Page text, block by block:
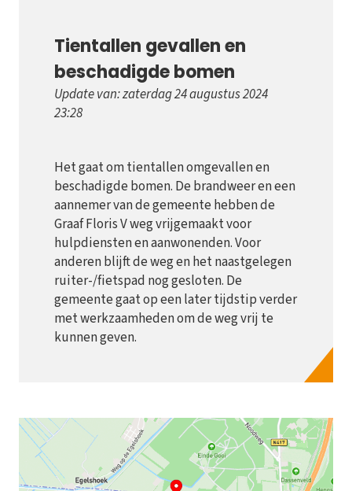
Tientallen gevallen en
beschadigde bomen
Update van: zaterdag 24 augustus 2024
23:28
Het gaat om tientallen omgevallen en
beschadigde bomen. De brandweer en een
aannemer van de gemeente hebben de
Graaf Floris V weg vrijgemaakt voor
hulpdiensten en aanwonenden. Voor
anderen blijft de weg en het naastgelegen
ruiter-/fietspad nog gesloten. De
gemeente gaat op een later tijdstip verder
met werkzaamheden om de weg vrij te
kunnen geven.